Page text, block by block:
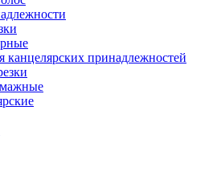
канцелярских принадлежностей